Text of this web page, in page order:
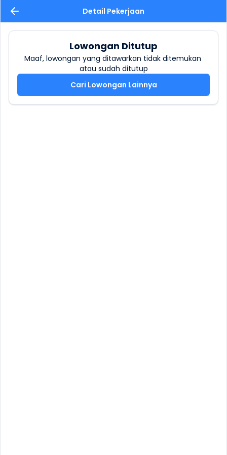
Detail Pekerjaan
Lowongan Ditutup
Maaf, lowongan yang ditawarkan tidak ditemukan
atau sudah ditutup
Cari Lowongan Lainnya